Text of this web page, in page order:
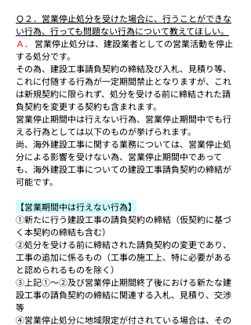
Ｑ２．営業停止処分を受けた場合に、行うことができな
い行為、行っても問題ない行為について教えてほしい。
Ａ．
営業停止処分は、建設業者としての営業活動を停止
する処分です。
その為、建設工事請負契約の締結及び入札、見積り等、
これに付随する行為が一定期間禁止となりますが、これ
は新規契約に限られず、処分を受ける前に締結された請
負契約を変更する契約も含まれます。
営業停止期間中は行えない行為、営業停止期間中でも行
える行為としては以下のものが挙げられます。
尚、海外建設工事に関する業務については、営業停止処
分による影響を受けない為、営業停止期間中であって
も、海外建設工事についての建設工事請負契約の締結が
可能です。
【営業期間中は行えない行為】
①新たに行う建設工事の請負契約の締結（仮契約に基づ
く本契約の締結も含む）
②処分を受ける前に締結された請負契約の変更であり、
工事の追加に係るもの（工事の施工上、特に必要がある
と認められるものを除く）
③上記①～②及び営業停止期間終了後における新たな建
設工事の請負契約の締結に関連する入札、見積り、交渉
等
④営業停止処分に地域限定が付されている場合は、その